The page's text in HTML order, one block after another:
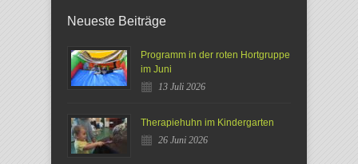
Neueste Beiträge
Programm in der roten Hortgruppe
im Juni
13 Juli 2026
Therapiehuhn im Kindergarten
26 Juni 2026